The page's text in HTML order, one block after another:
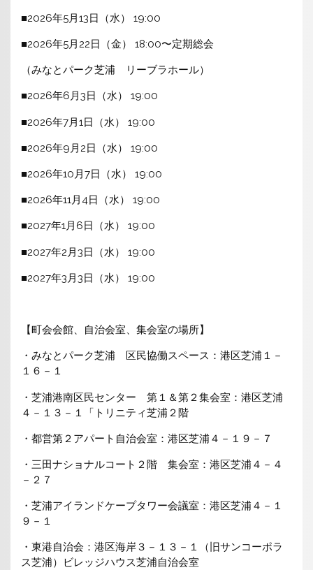
■2026年5月13日（水） 19:00
■2026年5月22日（金） 18:00〜定期総会
（みなとパーク芝浦 リーブラホール）
■2026年6月3日（水） 19:00
■2026年7月1日（水） 19:00
■2026年9月2日（水） 19:00
■2026年10月7日（水） 19:00
■2026年11月4日（水） 19:00
■2027年1月6日（水） 19:00
■2027年2月3日（水） 19:00
■2027年3月3日（水） 19:00
【町会会館、自治会室、集会室の場所】
・みなとパーク芝浦 区民協働スペース：港区芝浦１－
１６－１
・芝浦港南区民センター 第１＆第２集会室：港区芝浦
４－１３－１「トリニティ芝浦２階
・都営第２アパート自治会室：港区芝浦４－１９－７
・三田ナショナルコート２階 集会室：港区芝浦４－４
－２７
・芝浦アイランドケープタワー会議室：港区芝浦４－１
９－１
・東港自治会：港区海岸３－１３－１（旧サンコーポラ
ス芝浦）ビレッジハウス芝浦自治会室